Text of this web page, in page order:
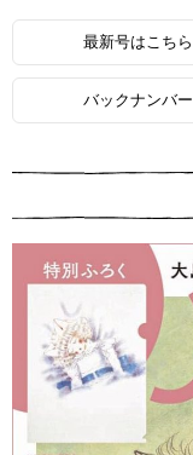
最新号はこちら
バックナンバー